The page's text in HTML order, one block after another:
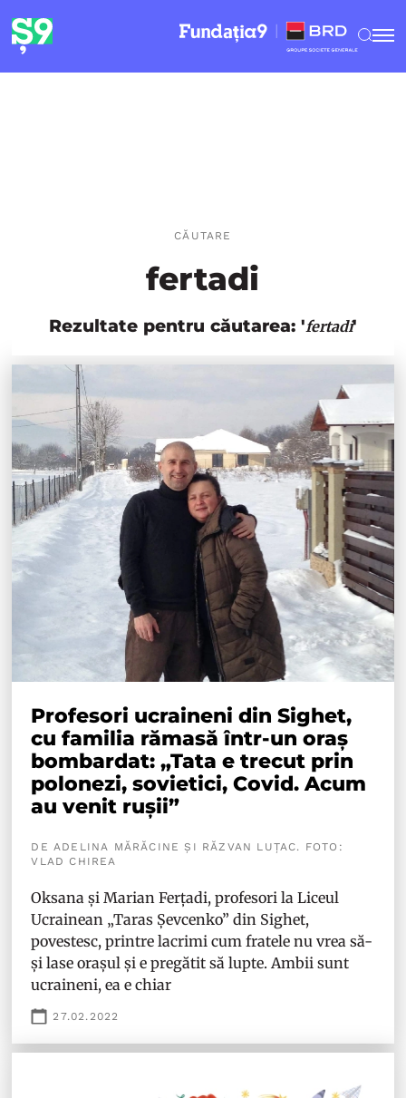
CĂUTARE
fertadi
Rezultate pentru căutarea: 'fertadi'
Profesori ucraineni din Sighet,
cu familia rămasă într-un oraș
bombardat: „Tata e trecut prin
polonezi, sovietici, Covid. Acum
au venit rușii”
DE ADELINA MĂRĂCINE ȘI RĂZVAN LUȚAC. FOTO:
VLAD CHIREA
Oksana și Marian Ferțadi, profesori la Liceul
Ucrainean „Taras Șevcenko” din Sighet,
povestesc, printre lacrimi cum fratele nu vrea să-
și lase orașul și e pregătit să lupte. Ambii sunt
ucraineni, ea e chiar
27.02.2022